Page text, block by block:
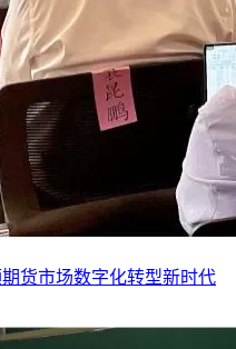
货市场数字化转型新时代